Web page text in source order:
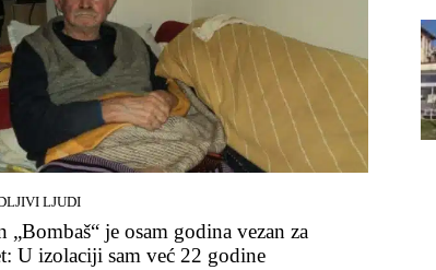
LJUDI
„Bombaš“ je osam godina vezan za
U izolaciji sam već 22 godine